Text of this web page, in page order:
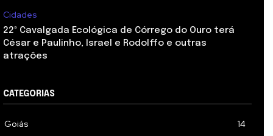
Cidades
22ª Cavalgada Ecológica de Córrego do Ouro terá
César e Paulinho, Israel e Rodolffo e outras
atrações
CATEGORIAS
Goiás
14